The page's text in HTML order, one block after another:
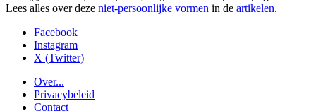
Lees alles over deze niet-persoonlijke vormen in de artikelen.
Facebook
Instagram
X (Twitter)
Over...
Privacybeleid
Contact